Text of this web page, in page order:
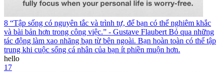
8 “Tập sống có nguyên tắc và trình tự, để bạn có thể nghiêm khắc
và bài bản hơn trong công việc.” - Gustave Flaubert Bỏ qua những
tác động làm xao nhãng bạn từ bên ngoài. Bạn hoàn toàn có thể tập
trung khi cuộc sống cá nhân của bạn ít phiền muộn hơn.
hello
17